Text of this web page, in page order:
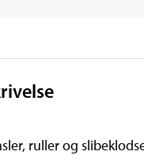
ruller og